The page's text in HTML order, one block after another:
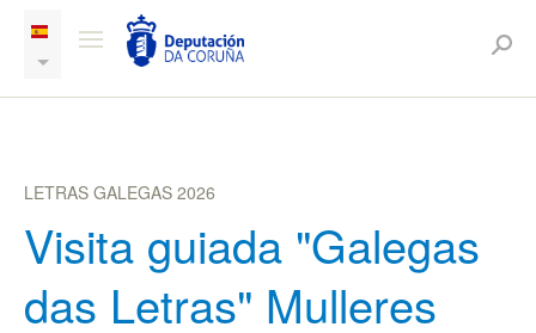
LETRAS GALEGAS 2026
Visita guiada "Galegas
das Letras" Mulleres